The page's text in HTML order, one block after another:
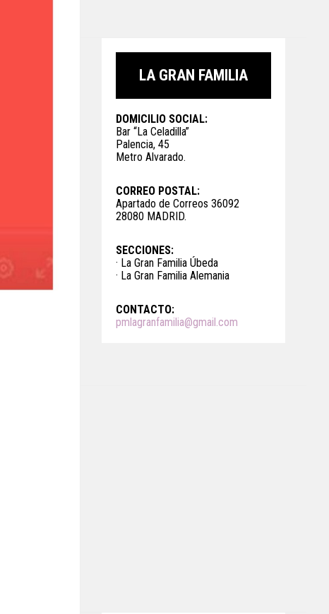
LA GRAN FAMILIA
DOMICILIO SOCIAL:
Bar “La Celadilla”
Palencia, 45
Metro Alvarado.
CORREO POSTAL:
Apartado de Correos 36092
28080 MADRID.
SECCIONES:
· La Gran Familia Úbeda
· La Gran Familia Alemania
CONTACTO:
pmlagranfamilia@gmail.com